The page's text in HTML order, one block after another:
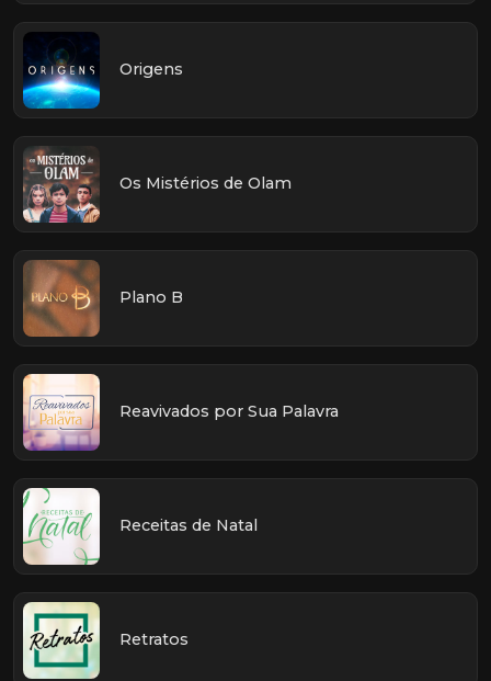
Origens
Os Mistérios de Olam
Plano B
Reavivados por Sua Palavra
Receitas de Natal
Retratos